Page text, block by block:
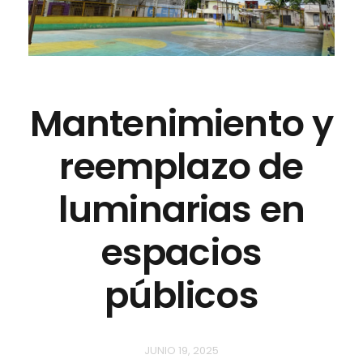
Mantenimiento y
reemplazo de
luminarias en
espacios
públicos
JUNIO 19, 2025